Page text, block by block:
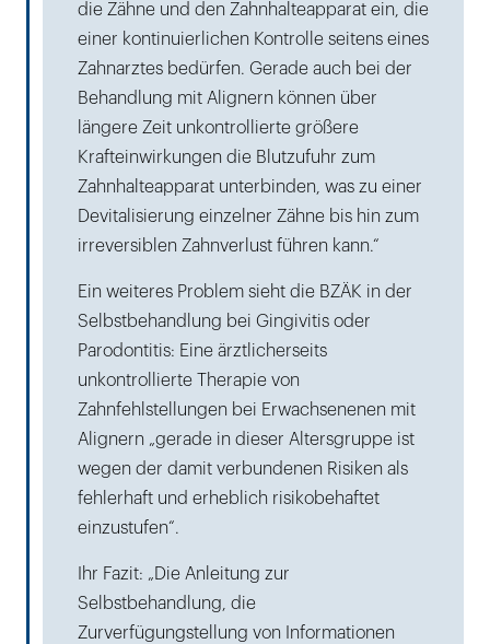
die Zähne und den Zahnhalteapparat ein, die
einer kontinuierlichen Kontrolle seitens eines
Zahnarztes bedürfen. Gerade auch bei der
Behandlung mit Alignern können über
längere Zeit unkontrollierte größere
Krafteinwirkungen die Blutzufuhr zum
Zahnhalteapparat unterbinden, was zu einer
Devitalisierung einzelner Zähne bis hin zum
irreversiblen Zahnverlust führen kann.“
Ein weiteres Problem sieht die BZÄK in der
Selbstbehandlung bei Gingivitis oder
Parodontitis: Eine ärztlicherseits
unkontrollierte Therapie von
Zahnfehlstellungen bei Erwachsenenen mit
Alignern „gerade in dieser Altersgruppe ist
wegen der damit verbundenen Risiken als
fehlerhaft und erheblich risikobehaftet
einzustufen“.
Ihr Fazit: „Die Anleitung zur
Selbstbehandlung, die
Zurverfügungstellung von Informationen